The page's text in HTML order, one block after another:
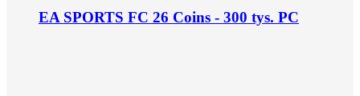
EA SPORTS FC 26 Coins - 300 tys. PC